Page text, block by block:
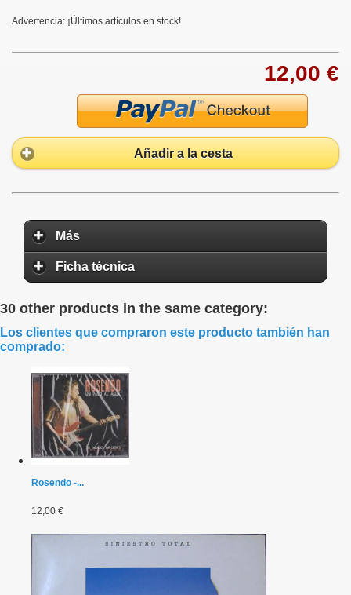
Advertencia: ¡Últimos artículos en stock!
12,00 €
Añadir a la cesta
Más
Ficha técnica
30 other products in the same category:
Los clientes que compraron este producto también han
comprado:
Rosendo -...
12,00 €